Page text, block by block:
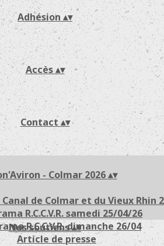
Adhésion ▴▾
Accès▴▾
Contact ▴▾
- Colmar 2026▴▾
de Colmar et du Vieux Rhin
R.C.C.V.R. samedi 25/04/26
R.C.C.V.R. dimanche 26/04
Article de presse
Nos soutiens▴▾